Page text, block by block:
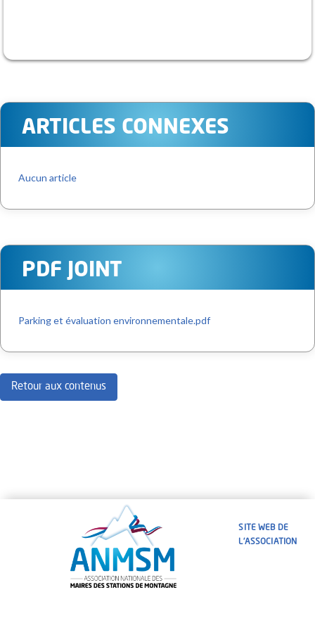
ARTICLES CONNEXES
Aucun article
PDF JOINT
Parking et évaluation environnementale.pdf
Retour aux contenus
SITE WEB DE
L'ASSOCIATION